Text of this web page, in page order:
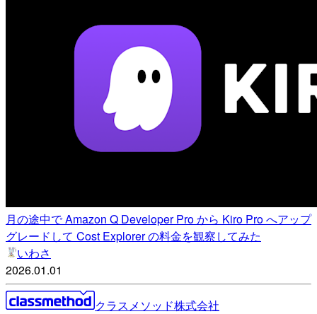
月の途中で Amazon Q Developer Pro から Kiro Pro へアップ
グレードして Cost Explorer の料金を観察してみた
いわさ
2026.01.01
クラスメソッド株式会社